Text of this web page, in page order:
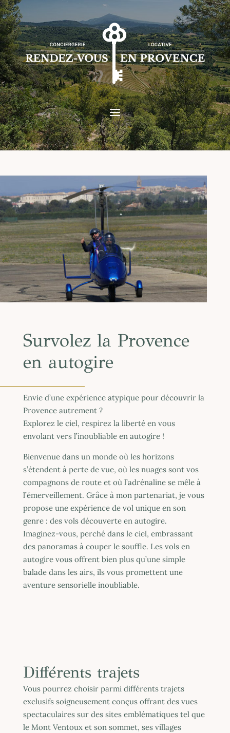
Survolez la Provence
en autogire
Envie d’une expérience atypique pour découvrir la
Provence autrement ?
Explorez le ciel, respirez la liberté en vous
envolant vers l’inoubliable en autogire !
Bienvenue dans un monde où les horizons
s’étendent à perte de vue, où les nuages sont vos
compagnons de route et où l’adrénaline se mêle à
l’émerveillement. Grâce à mon partenariat, je vous
propose une expérience de vol unique en son
genre : des vols découverte en autogire.
Imaginez-vous, perché dans le ciel, embrassant
des panoramas à couper le souffle. Les vols en
autogire vous offrent bien plus qu’une simple
balade dans les airs, ils vous promettent une
aventure sensorielle inoubliable.
Différents trajets
Vous pourrez choisir parmi différents trajets
exclusifs soigneusement conçus offrant des vues
spectaculaires sur des sites emblématiques tel que
le Mont Ventoux et son sommet, ses villages